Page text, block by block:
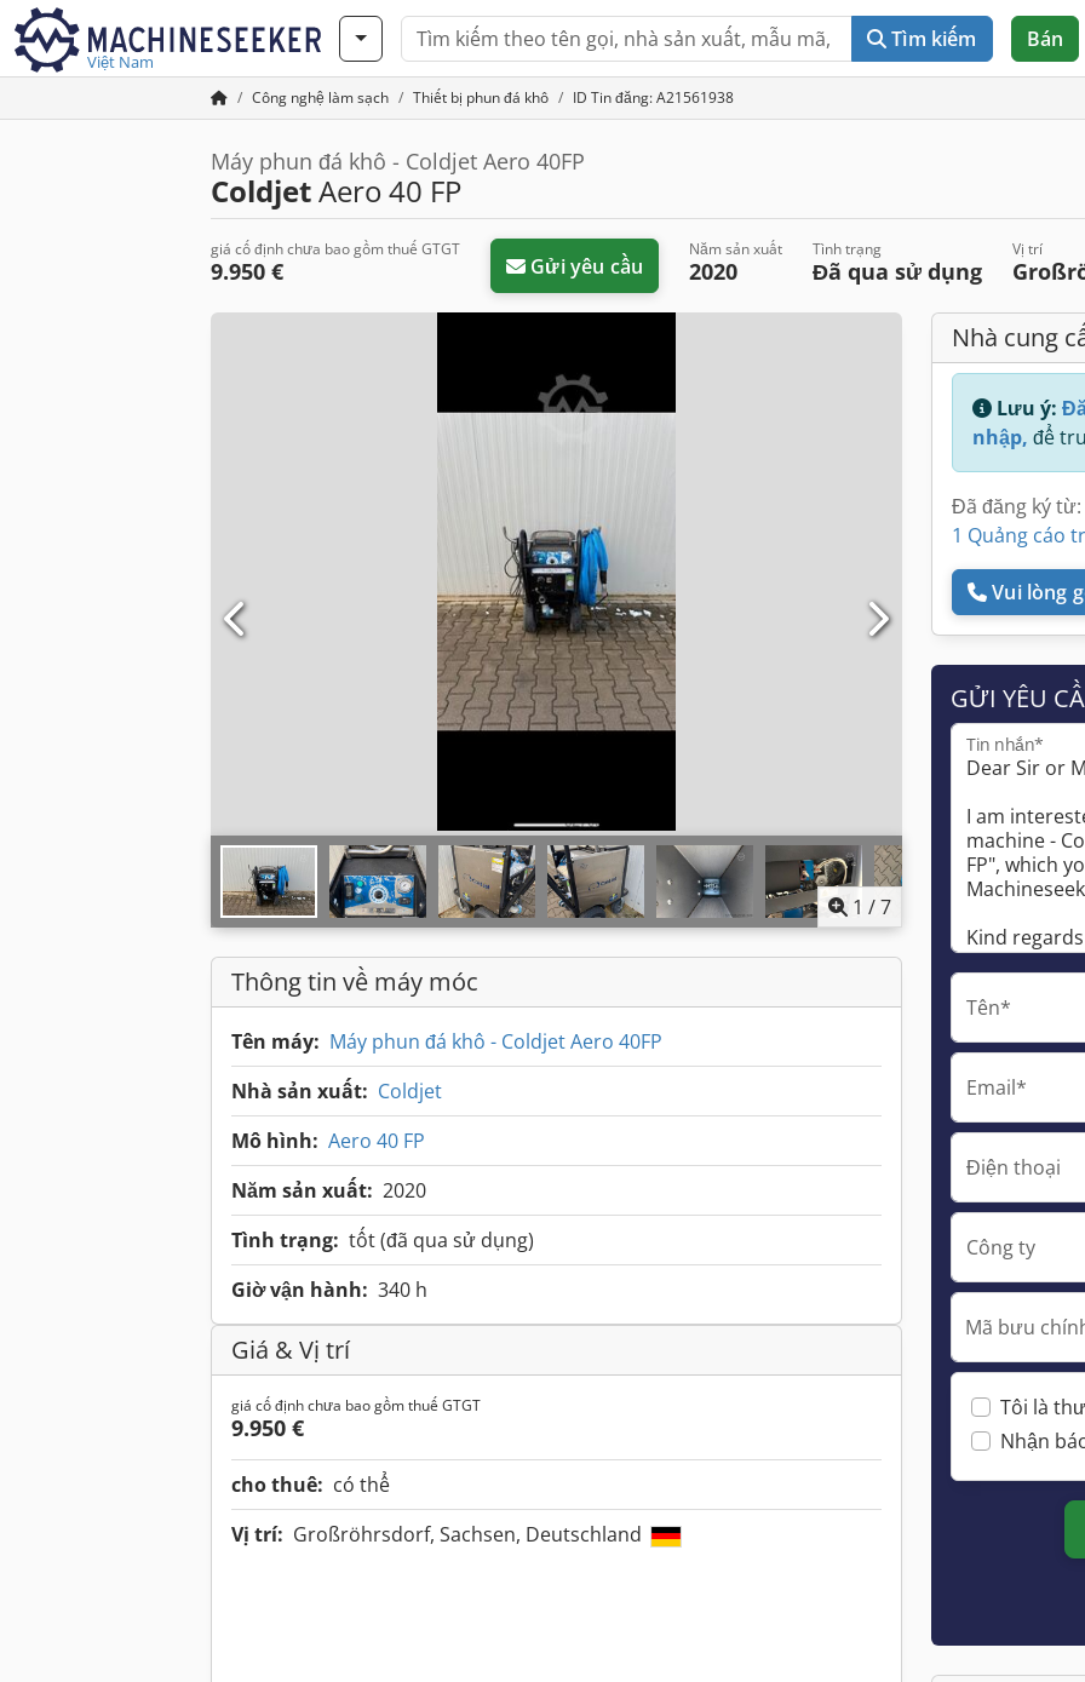
Việt Nam
Tìm kiếm Bán
Công nghệ làm sạch Thiết bị phun đá khô ID Tin đăng: A21561938
Máy phun đá khô - Coldjet Aero 40FP
ColdjetAero 40 FP
giá cố định chưa bao gồm thuế GTGT
9.950 € Gửi yêu cầu
Năm sản xuất
2020
Tình trạng
Đã qua sử dụng
Vị trí
1 /7
Thông tin về máy móc
Tên máy: Máy phun đá khô - Coldjet Aero 40FP
Nhà sản xuất: Coldjet
Mô hình: Aero 40 FP
Năm sản xuất: 2020
Tình trạng: tốt (đã qua sử dụng)
Giờ vận hành: 340 h
Giá & Vị trí
giá cố định chưa bao gồm thuế GTGT
9.950 €
cho thuê: có thể
Vị trí: Großröhrsdorf, Sachsen, Deutschland
Nhà cung
Lưu ý:
nhập, để
Đã đăng ký từ:
1 Quảng cáo
Vui lòng
GỬI YÊU
Tin nhắn*
Tên*
Email*
Điện thoại
Công ty
Mã bưu
Tôi là
Nhận